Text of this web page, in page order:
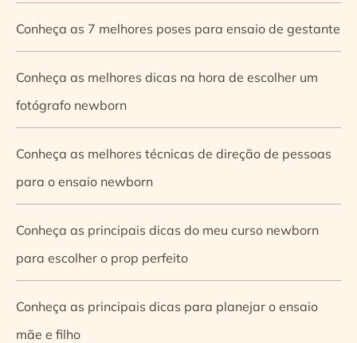
Conheça as 7 melhores poses para ensaio de gestante
Conheça as melhores dicas na hora de escolher um
fotógrafo newborn
Conheça as melhores técnicas de direção de pessoas
para o ensaio newborn
Conheça as principais dicas do meu curso newborn
para escolher o prop perfeito
Conheça as principais dicas para planejar o ensaio
mãe e filho